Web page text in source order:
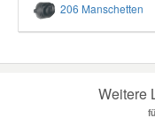
206 Manschetten
Weitere